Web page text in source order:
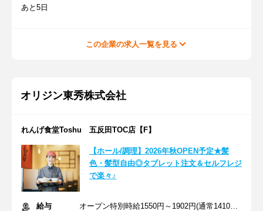
あと5日
この企業の求人一覧を見る
オリジン東秀株式会社
れんげ食堂Toshu 五反田TOC店【F】
【ホール/調理】2026年秋OPEN予定★髪
色・髪型自由◎タブレット注文＆セルフレジ
で楽々♪
給与
オープン特別時給1550円～1902円(通常1410円)※一律加給・手当含